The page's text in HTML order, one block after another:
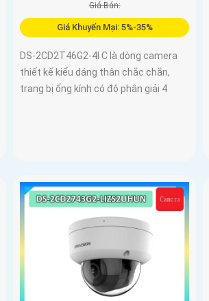
Giá Bán:
Giá Khuyến Mại: 5%-35%
DS-2CD2T46G2-4I C là dòng camera
thiết kế kiểu dáng thân chắc chắn,
trang bị ống kính có độ phân giải 4